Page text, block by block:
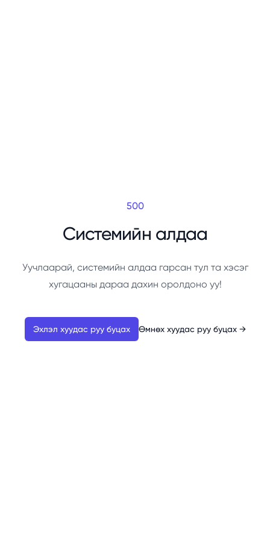
500
Системийн алдаа
Уучлаарай, системийн алдаа гарсан тул та хэсэг
хугацааны дараа дахин оролдоно уу!
Эхлэл хуудас руу буцах Өмнөх хуудас руу буцах →